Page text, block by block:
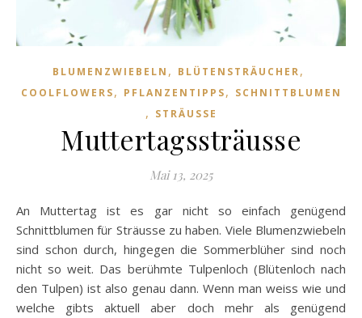
BLUMENZWIEBELN , BLÜTENSTRÄUCHER,
COOLFLOWERS, PFLANZENTIPPS, SCHNITTBLUMEN
, STRÄUSSE
Muttertagssträusse
Mai 13, 2025
An Muttertag ist es gar nicht so einfach genügend
Schnittblumen für Sträusse zu haben. Viele Blumenzwiebeln
sind schon durch, hingegen die Sommerblüher sind noch
nicht so weit. Das berühmte Tulpenloch (Blütenloch nach
den Tulpen) ist also genau dann. Wenn man weiss wie und
welche gibts aktuell aber doch mehr als genügend